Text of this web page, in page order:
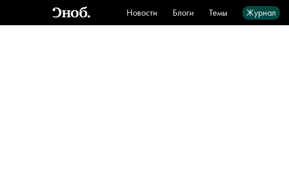
Новости Блоги Темы Журнал
Стиль
Видео Город